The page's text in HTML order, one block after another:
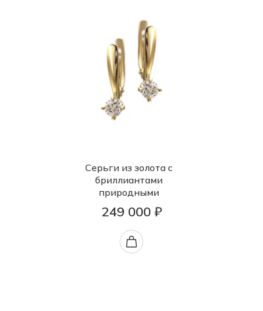
Серьги из золота с
бриллиантами
природными
249 000 ₽